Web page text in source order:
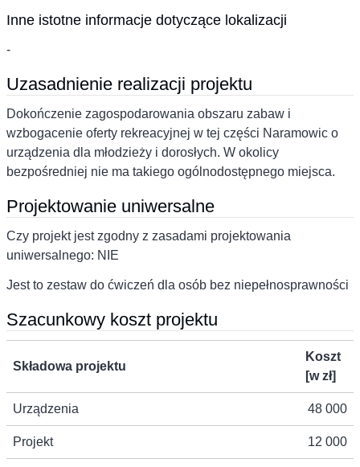
Inne istotne informacje dotyczące lokalizacji
-
Uzasadnienie realizacji projektu
Dokończenie zagospodarowania obszaru zabaw i
wzbogacenie oferty rekreacyjnej w tej części Naramowic o
urządzenia dla młodzieży i dorosłych. W okolicy
bezpośredniej nie ma takiego ogólnodostępnego miejsca.
Projektowanie uniwersalne
Czy projekt jest zgodny z zasadami projektowania
uniwersalnego: NIE
Jest to zestaw do ćwiczeń dla osób bez niepełnosprawności
Szacunkowy koszt projektu
Składowa projektu
Koszt
[w zł]
Urządzenia 48 000
Projekt 12 000